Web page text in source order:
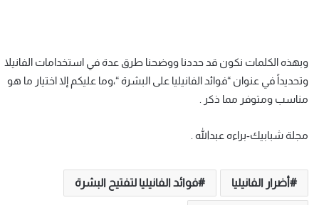
وبهذه الكلمات نكون قد حددنا ووضحنا طرق عدة في استخدامات الفانيلا
وتحديداً في عنوان “فوائد الفانيليا على البشرة “،وما عليكم إلا اختيار ما هو
مناسب ومتوفر مما ذكر .
مجلة شبابيك-براءه عبدالله .
أضرار الفانيليا فوائد الفانيليا لتفتيح البشرة